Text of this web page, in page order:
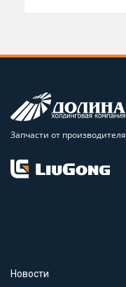
Запчасти от производителя
Новости